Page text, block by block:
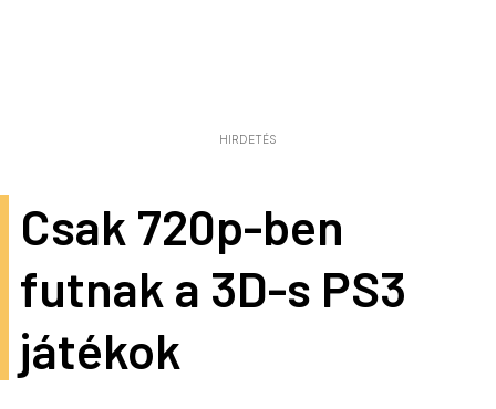
HIRDETÉS
Csak 720p-ben
futnak a 3D-s PS3
játékok